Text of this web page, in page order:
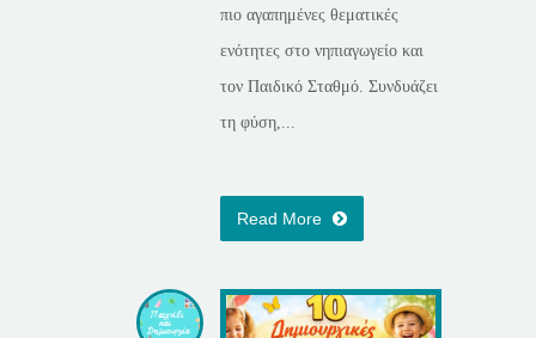
πιο αγαπημένες θεματικές
ενότητες στο νηπιαγωγείο και
τον Παιδικό Σταθμό. Συνδυάζει
τη φύση,...
Read More